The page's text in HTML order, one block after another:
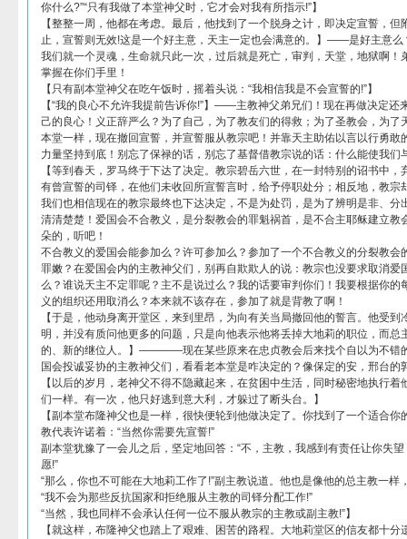
你什么?”“只有我做了本堂神父时，它才会对我有所指示!”】
【整整一周，他都在考虑。最后，他找到了一个脱身之计，即决定宣誓，
止，宣誓则无效!这是一个好主意，天主一定也会满意的。】——是好主意么
我们就一个灵魂，生命就只此一次，过后就是死亡，审判，天堂，地狱啊！
掌握在你们手里！
【只有副本堂神父在吃午饭时，摇着头说：“我相信我是不会宣誓的!”】
【“我的良心不允许我提前告诉你!”】——主教神父弟兄们！现在再做决定还
己的良心！义正辞严么？为了自己，为了教友们的得救；为了圣教会，为了
本堂一样，现在撤回宣誓，并宣誓服从教宗吧！并靠天主助佑以言以行勇敢
力量坚持到底！别忘了保禄的话，别忘了基督借教宗说的话：什么能使我们
【等到春天，罗马终于下达了决定。教宗碧岳六世，在一封特别的诏书中
有曾宣誓的司铎，在他们未收回所宣誓言时，给予停职处分；相反地，教
我们也相信现在的教宗最终也下达决定，不是为处罚，是为了辨明是非、分
清清楚楚！爱国会不合教义，是分裂教会的罪魁祸首，是不合主耶稣建立教
朵的，听吧！
不合教义的爱国会能参加么？许可参加么？参加了一个不合教义的分裂教会
罪嫩？在爱国会内的主教神父们，别再自欺欺人的说：教宗也没要求取消爱
么？谁说天主不定罪呢？主不是说过么？我的话要审判你们！我要根据你的
义的组织还用取消么？本来就不该存在，参加了就是背教了啊！
【于是，他动身离开堂区，来到里昂，为向有关当局撤回他的誓言。他受
明，并没有质问他更多的问题，只是向他表示他将丢掉大地莉的职位，而总
的、新的继位人。】————现在某些原来在忠贞教会后来找个自以为不错
国会投诚妥协的主教神父们，看看老本堂是咋决定的？像保定的安，邢台的
【以后的岁月，老神父不得不隐藏起来，在贫困中生活，同时秘密地执行
们一样。有一次，他只好逃到意大利，才躲过了断头台。】
【副本堂布隆神父也是一样，很快便轮到他做决定了。你找到了一个适合你
教代表许诺着：“当然你需要先宣誓!”
副本堂犹豫了一会儿之后，坚定地回答：“不，主教，我感到有责任让你失
愿!”
“那么，你也不可能在大地莉工作了!”副主教说道。他也是像他的总主教一样
“我不会为那些反抗国家和拒绝服从主教的司铎分配工作!”
“当然，我也同样不会承认任何一位不服从教宗的主教或副主教!”】
【就这样，布隆神父也踏上了艰难、困苦的路程。大地莉堂区的信友都十